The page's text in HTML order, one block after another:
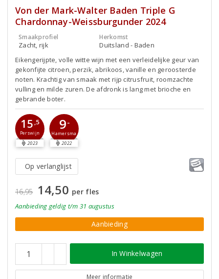
Von der Mark-Walter Baden Triple G
Chardonnay-Weissburgunder 2024
Smaakprofiel
Zacht, rijk
Herkomst
Duitsland - Baden
Eikengerijpte, volle witte wijn met een verleidelijke geur van
gekonfijte citroen, perzik, abrikoos, vanille en geroosterde
noten. Krachtig van smaak met rijp citrusfruit, roomzachte
vulling en milde zuren. De afdronk is lang met brioche en
gebrande boter.
15 ,5
Perswijn
2023
9-
Hamersma
2022
Op verlanglijst
16,95 14,50 per fles
Aanbieding geldig t/m 31 augustus
Aanbieding
In Winkelwagen
Meer informatie